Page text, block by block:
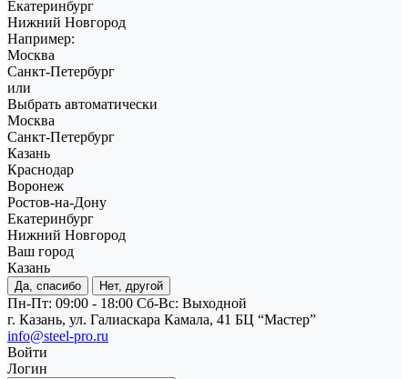
Екатеринбург
Нижний Новгород
Например:
Москва
Санкт-Петербург
или
Выбрать автоматически
Москва
Санкт-Петербург
Казань
Краснодар
Воронеж
Ростов-на-Дону
Екатеринбург
Нижний Новгород
Ваш город
Казань
Да, спасибо Нет, другой
Пн-Пт: 09:00 - 18:00 Cб-Вс: Выходной
г. Казань, ул. Галиаскара Камала, 41 БЦ “Мастер”
info@steel-pro.ru
Войти
Логин